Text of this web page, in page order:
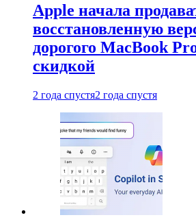
Apple начала
восстановленную
дорогого MacBook
скидкой
2 года спустя2 года спустя